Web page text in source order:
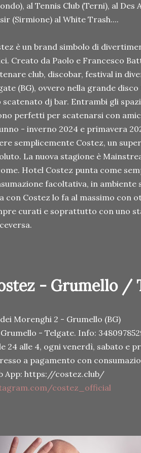
al Tennis Club (Terni), al Des
(Sirmione) al White Trash....
è un brand simbolo di
Creato da Paolo e Francesco
club, discobar, festival in
(BG), ovvero nella grande
scatenato dj bar. Entrambi gli
perfetti per scatenarsi con
- inverno 2024 e primavera
semplicemente Costez, un
La nuova stagione è
Hotel Costez punta come
facoltativa, in ambiente
con Costez lo fa al massimo con
curati e soprattutto con uno
- Grumello /
Morenghi 2 - Grumello (BG)
- Telgate. Info:
24 alle 4, ogni venerdì, sabato e
a pagamento con
App: https://costez.club/
costez_official